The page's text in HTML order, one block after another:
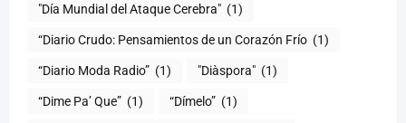
"Día Mundial del Ataque Cerebra" (1)
“Diario Crudo: Pensamientos de un Corazón Frío (1)
“Diario Moda Radio” (1) (1)
“Dime Pa’ Que” (1) “Dímelo” (1)